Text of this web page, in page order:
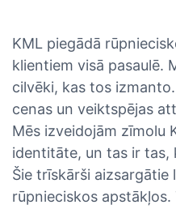
KML piegādā
klientiem visā pasaulē.
cilvēki, kas tos
cenas un veiktspējas
Mēs izveidojām zīmolu
identitāte, un tas ir tas,
Šie trīskārši
rūpnieciskos